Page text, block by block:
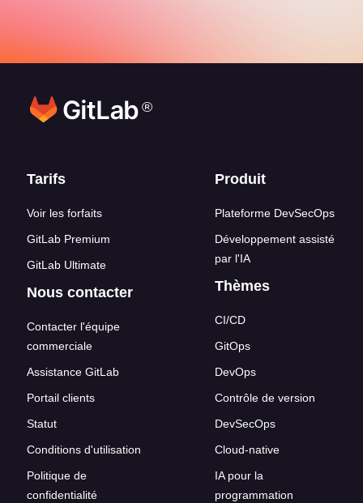
®
Liens en bas de page
Tarifs
Voir les forfaits
GitLab Premium
GitLab Ultimate
Nous contacter
Contacter l'équipe
commerciale
Assistance GitLab
Portail clients
Statut
Conditions d'utilisation
Politique de
confidentialité
Produit
Plateforme DevSecOps
Développement assisté
par l'IA
Thèmes
CI/CD
GitOps
DevOps
Contrôle de version
DevSecOps
Cloud-native
IA pour la
programmation